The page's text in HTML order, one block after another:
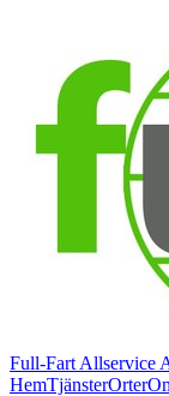
Full-Fart Allservice
HemTjänsterOrter